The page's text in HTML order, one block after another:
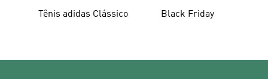
Tênis adidas Clássico Black Friday